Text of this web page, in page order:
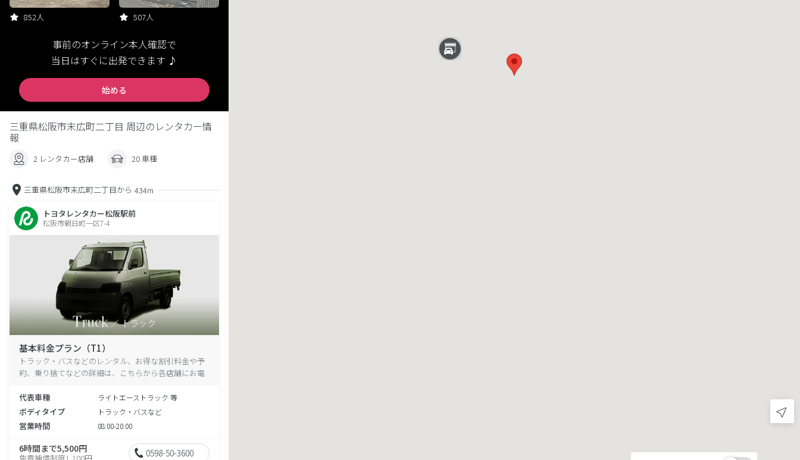
852人 507人
事前のオンライン本人確認で
当日はすぐに出発できます ♪
始める
三重県松阪市末広町二丁目 周辺のレンタカー情
報
2 レンタカー店舗 20 車種
三重県松阪市末広町二丁目から 434m
トヨタレンタカー松阪駅前
松阪市朝日町一区7-4
基本料金プラン（T1）
トラック・バスなどのレンタル、お得な割引料金や予
約、乗り捨てなどの詳細は、こちらから各店舗にお電
代表車種
ライトエーストラック 等
ボディタイプ トラック・バスなど
営業時間 08:00-20:00
6時間まで5,500円
免責補償制度1,100円 0598-50-3600